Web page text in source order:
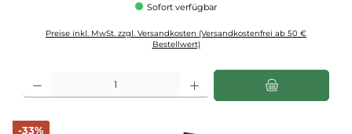
Sofort verfügbar
Preise inkl. MwSt. zzgl. Versandkosten (Versandkostenfrei ab 50 €
Bestellwert)
-33%Rabatt